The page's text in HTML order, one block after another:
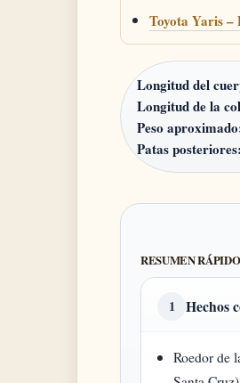
Toyota Yaris –
Longitud del
Longitud de la
Peso
Patas posteriores:
RESUMEN RÁPIDO
1 Hechos
Roedor de